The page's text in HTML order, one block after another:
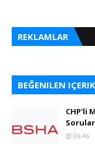
REKLAMLAR
BEĞENILEN
CHP’li
06:46